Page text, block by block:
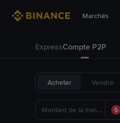
Marchés
ExpressCompte P2P
Acheter Vendre